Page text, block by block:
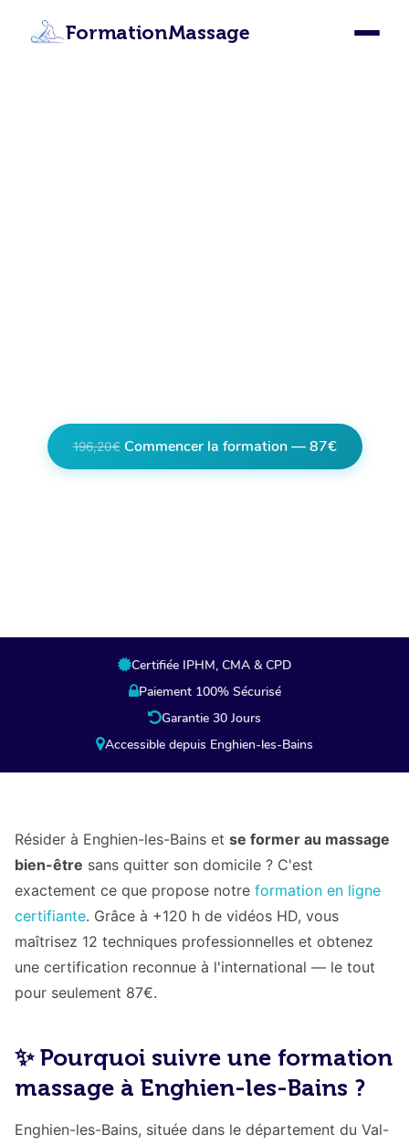
FormationMassage
196,20€ Commencer la formation — 87€
Certifiée IPHM, CMA & CPD
Paiement 100% Sécurisé
Garantie 30 Jours
Accessible depuis Enghien-les-Bains
Résider à Enghien-les-Bains et se former au massage
bien-être sans quitter son domicile ? C'est
exactement ce que propose notre formation en ligne
certifiante. Grâce à +120 h de vidéos HD, vous
maîtrisez 12 techniques professionnelles et obtenez
une certification reconnue à l'international — le tout
pour seulement 87€.
✨ Pourquoi suivre une formation
massage à Enghien-les-Bains ?
Enghien-les-Bains, située dans le département du Val-